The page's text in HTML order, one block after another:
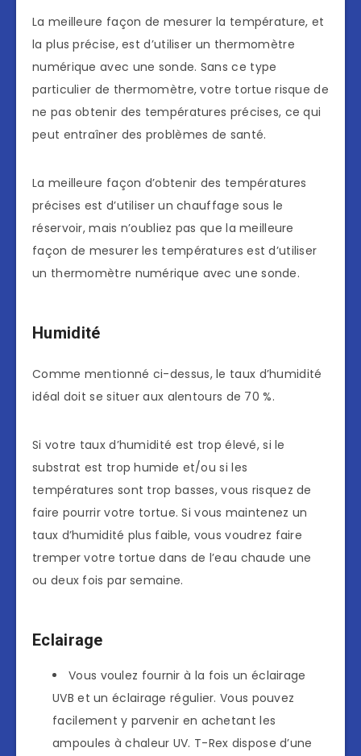
La meilleure façon de mesurer la température, et
la plus précise, est d’utiliser un thermomètre
numérique avec une sonde. Sans ce type
particulier de thermomètre, votre tortue risque de
ne pas obtenir des températures précises, ce qui
peut entraîner des problèmes de santé.
La meilleure façon d’obtenir des températures
précises est d’utiliser un chauffage sous le
réservoir, mais n’oubliez pas que la meilleure
façon de mesurer les températures est d’utiliser
un thermomètre numérique avec une sonde.
Humidité
Comme mentionné ci-dessus, le taux d’humidité
idéal doit se situer aux alentours de 70 %.
Si votre taux d’humidité est trop élevé, si le
substrat est trop humide et/ou si les
températures sont trop basses, vous risquez de
faire pourrir votre tortue. Si vous maintenez un
taux d’humidité plus faible, vous voudrez faire
tremper votre tortue dans de l’eau chaude une
ou deux fois par semaine.
Eclairage
Vous voulez fournir à la fois un éclairage
UVB et un éclairage régulier. Vous pouvez
facilement y parvenir en achetant les
ampoules à chaleur UV. T-Rex dispose d’une